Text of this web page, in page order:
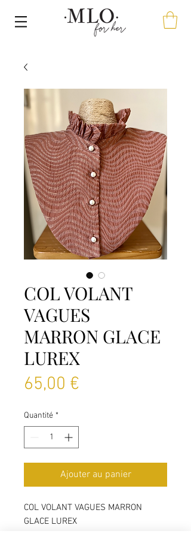
COL VOLANT
VAGUES
MARRON GLACE
LUREX
65,00 €
Quantité *
Ajouter au panier
COL VOLANT VAGUES MARRON
GLACE LUREX